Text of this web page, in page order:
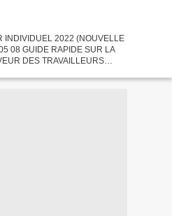
INDIVIDUEL 2022 (NOUVELLE
08 GUIDE RAPIDE SUR LA
DES TRAVAILLEURS
INDÉPENDANTS...